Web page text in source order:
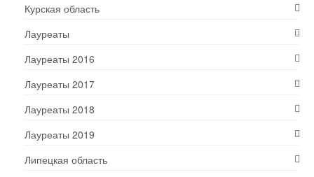
Курская область
Лауреаты
Лауреаты 2016
Лауреаты 2017
Лауреаты 2018
Лауреаты 2019
Липецкая область